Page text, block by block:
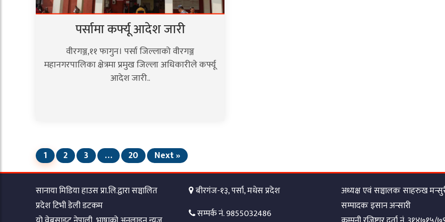
पर्सामा कर्फ्यू आदेश जारी
वीरगञ्ज,११ फागुन। पर्सा जिल्लाको वीरगञ्ज
महानगरपालिका क्षेत्रमा प्रमुख जिल्ला अधिकारीले कर्फ्यू
आदेश जारी..
1 2 3 … 20 Next »
सानाया मिडिया हाउस प्रा.लि.द्वारा सञ्चालित
प्रदेश टिभी डेली डटकम
बीरगंज-१३, पर्सा, मधेस प्रदेश
सम्पर्क नं. 9855032486
अध्यक्ष एवं सञ्चालकः साहरुख
सम्पादकः इसान अन्सारी